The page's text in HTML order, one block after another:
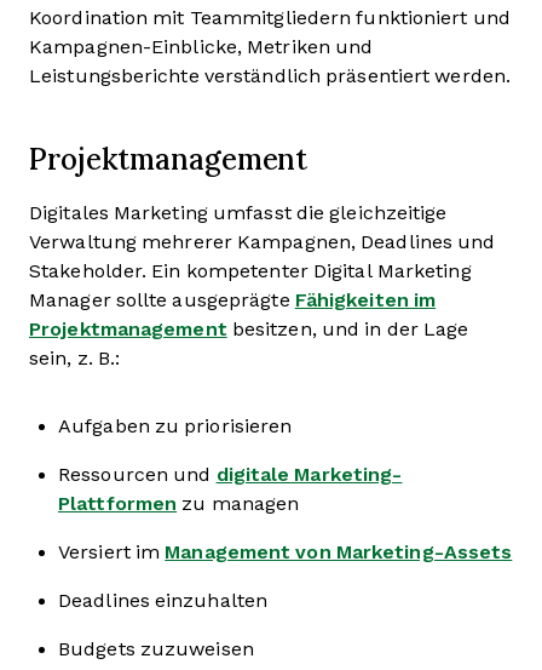
Koordination mit Teammitgliedern funktioniert und
Kampagnen-Einblicke, Metriken und
Leistungsberichte verständlich präsentiert werden.
Projektmanagement
Digitales Marketing umfasst die gleichzeitige
Verwaltung mehrerer Kampagnen, Deadlines und
Stakeholder. Ein kompetenter Digital Marketing
Manager sollte ausgeprägte Fähigkeiten im
Projektmanagement besitzen, und in der Lage
sein, z. B.:
Aufgaben zu priorisieren
Ressourcen und digitale Marketing-
Plattformen zu managen
Versiert im Management von Marketing-Assets
Deadlines einzuhalten
Budgets zuzuweisen